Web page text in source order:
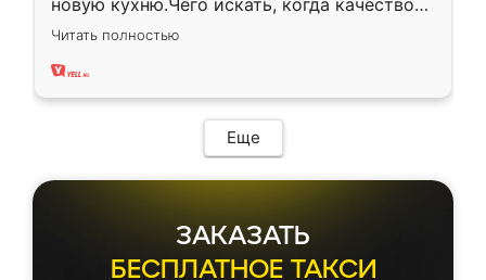
новую кухню.Чего искать, когда качеством
вполне довольна. Служит кухня уже почти
два года, нареканий нет.
Читать полностью
Еще
ЗАКАЗАТЬ
БЕСПЛАТНОЕ ТАКСИ